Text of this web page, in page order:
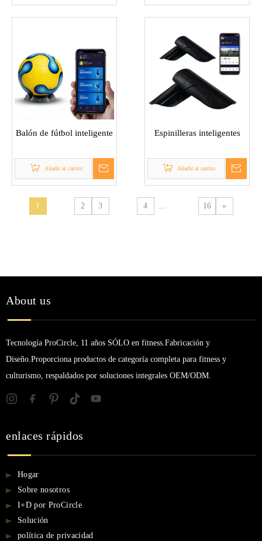
Balón de fútbol inteligente
Añadir al carrito
Espinilleras inteligentes
Añadir al carrito
1 2 3 4 ... 16 »
About us
Tecnología ProCircle, 11 años SÓLO en fitness.Fabricación y
Diseño.Proporciona productos de categoría completa para fitness y
culturismo, respaldados por soluciones integrales OEM/ODM.
enlaces rápidos
Hogar
Sobre nosotros
I+D por ProCircle
Solución
política de privacidad